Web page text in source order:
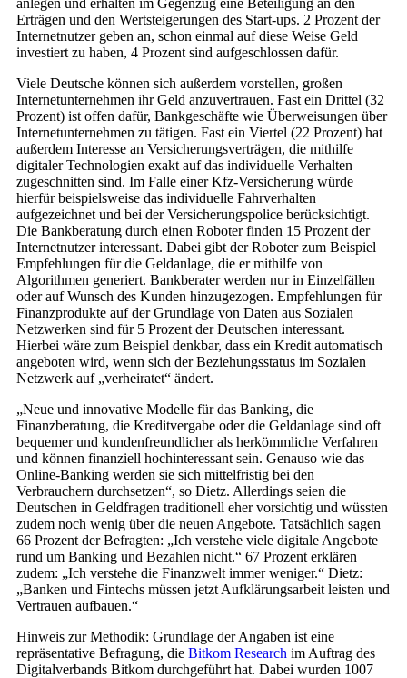
anlegen und erhalten im Gegenzug eine Beteiligung an den
Erträgen und den Wertsteigerungen des Start-ups. 2 Prozent der
Internetnutzer geben an, schon einmal auf diese Weise Geld
investiert zu haben, 4 Prozent sind aufgeschlossen dafür.
Viele Deutsche können sich außerdem vorstellen, großen
Internetunternehmen ihr Geld anzuvertrauen. Fast ein Drittel (32
Prozent) ist offen dafür, Bankgeschäfte wie Überweisungen über
Internetunternehmen zu tätigen. Fast ein Viertel (22 Prozent) hat
außerdem Interesse an Versicherungsverträgen, die mithilfe
digitaler Technologien exakt auf das individuelle Verhalten
zugeschnitten sind. Im Falle einer Kfz-Versicherung würde
hierfür beispielsweise das individuelle Fahrverhalten
aufgezeichnet und bei der Versicherungspolice berücksichtigt.
Die Bankberatung durch einen Roboter finden 15 Prozent der
Internetnutzer interessant. Dabei gibt der Roboter zum Beispiel
Empfehlungen für die Geldanlage, die er mithilfe von
Algorithmen generiert. Bankberater werden nur in Einzelfällen
oder auf Wunsch des Kunden hinzugezogen. Empfehlungen für
Finanzprodukte auf der Grundlage von Daten aus Sozialen
Netzwerken sind für 5 Prozent der Deutschen interessant.
Hierbei wäre zum Beispiel denkbar, dass ein Kredit automatisch
angeboten wird, wenn sich der Beziehungsstatus im Sozialen
Netzwerk auf „verheiratet“ ändert.
„Neue und innovative Modelle für das Banking, die
Finanzberatung, die Kreditvergabe oder die Geldanlage sind oft
bequemer und kundenfreundlicher als herkömmliche Verfahren
und können finanziell hochinteressant sein. Genauso wie das
Online-Banking werden sie sich mittelfristig bei den
Verbrauchern durchsetzen“, so Dietz. Allerdings seien die
Deutschen in Geldfragen traditionell eher vorsichtig und wüssten
zudem noch wenig über die neuen Angebote. Tatsächlich sagen
66 Prozent der Befragten: „Ich verstehe viele digitale Angebote
rund um Banking und Bezahlen nicht.“ 67 Prozent erklären
zudem: „Ich verstehe die Finanzwelt immer weniger.“ Dietz:
„Banken und Fintechs müssen jetzt Aufklärungsarbeit leisten und
Vertrauen aufbauen.“
Hinweis zur Methodik: Grundlage der Angaben ist eine
repräsentative Befragung, die Bitkom Research im Auftrag des
Digitalverbands Bitkom durchgeführt hat. Dabei wurden 1007